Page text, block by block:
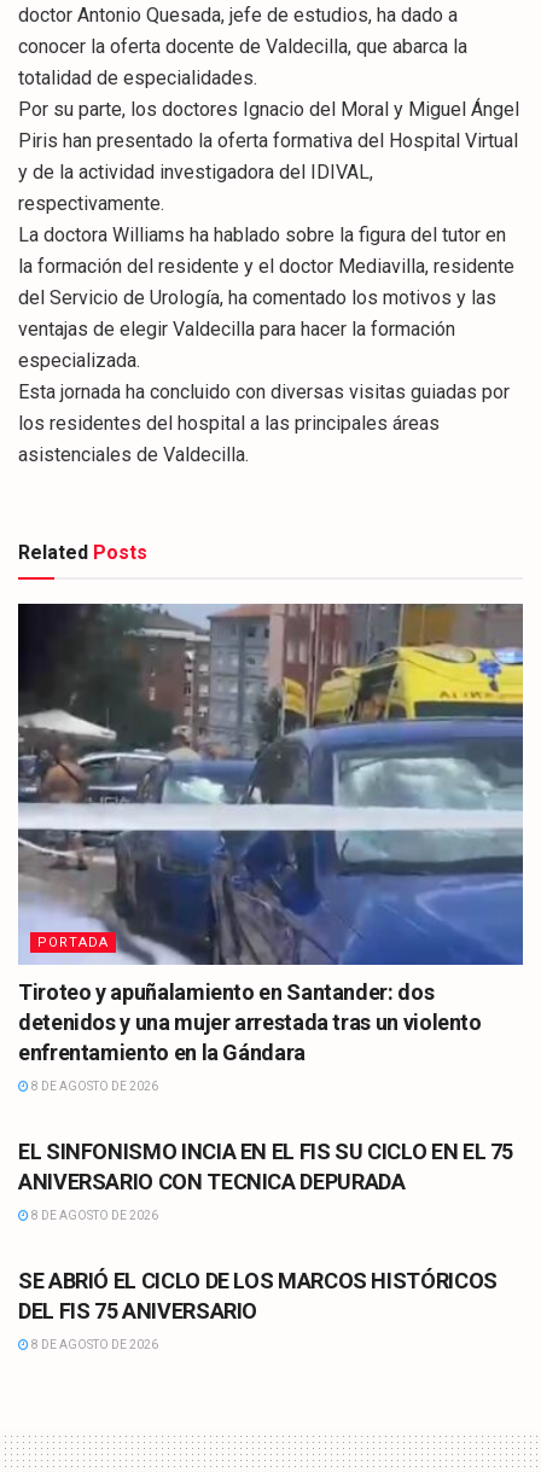
doctor Antonio Quesada, jefe de estudios, ha dado a
conocer la oferta docente de Valdecilla, que abarca la
totalidad de especialidades.
Por su parte, los doctores Ignacio del Moral y Miguel Ángel
Piris han presentado la oferta formativa del Hospital Virtual
y de la actividad investigadora del IDIVAL,
respectivamente.
La doctora Williams ha hablado sobre la figura del tutor en
la formación del residente y el doctor Mediavilla, residente
del Servicio de Urología, ha comentado los motivos y las
ventajas de elegir Valdecilla para hacer la formación
especializada.
Esta jornada ha concluido con diversas visitas guiadas por
los residentes del hospital a las principales áreas
asistenciales de Valdecilla.
Related Posts
PORTADA
Tiroteo y apuñalamiento en Santander: dos
detenidos y una mujer arrestada tras un violento
enfrentamiento en la Gándara
8 DE AGOSTO DE 2026
EL SINFONISMO INCIA EN EL FIS SU CICLO EN EL 75
ANIVERSARIO CON TECNICA DEPURADA
8 DE AGOSTO DE 2026
SE ABRIÓ EL CICLO DE LOS MARCOS HISTÓRICOS
DEL FIS 75 ANIVERSARIO
8 DE AGOSTO DE 2026